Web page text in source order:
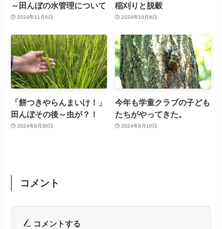
～田んぼの水管理について
2024年11月6日
稲刈りと脱穀
2024年10月8日
「餅つきやらんまいけ！」
田んぼその後～虫が？！
2024年8月30日
今年も学童クラブの子ども
たちがやってきた。
2024年8月10日
コメント
コメントする